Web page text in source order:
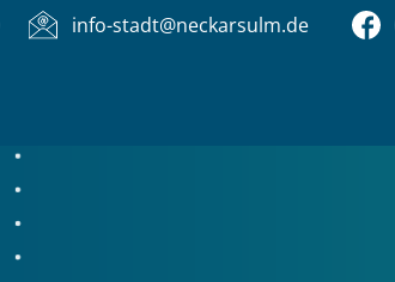
info-stadt@neckarsulm.de